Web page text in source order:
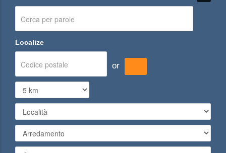
Localize
or